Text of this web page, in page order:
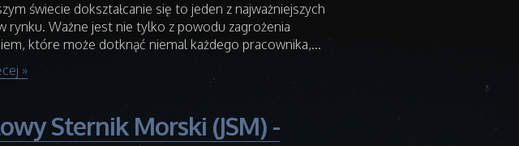
świecie dokształcanie się to jeden z najważniejszych
rynku. Ważne jest nie tylko z powodu zagrożenia
które może dotknąć niemal każdego pracownika,...
»
Sternik Morski (JSM) -